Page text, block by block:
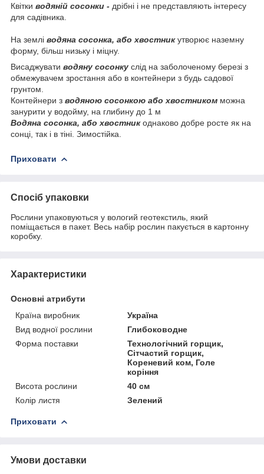
Квітки водяній сосонки - дрібні і не представляють інтересу
для садівника.
На землі водяна сосонка, або хвостникутворює наземну
форму, більш низьку і міцну.
Висаджувати водяну сосонку слід на заболоченому березі з
обмежувачем зростання або в контейнери з будь садової
грунтом.
Контейнери з водяною сосонкою або хвостником можна
занурити у водойму, на глибину до 1 м
Водяна сосонка, або хвостникоднаково добре росте як на
сонці, так і в тіні. Зимостійка.
Приховати
Спосіб упаковки
Рослини упаковуються у вологий геотекстиль, який
поміщається в пакет. Весь набір рослин пакується в картонну
коробку.
Характеристики
Основні атрибути
Країна виробник
Україна
Вид водної рослини
Глибоководне
Форма поставки
Технологічний горщик,
Сітчастий горщик,
Кореневий ком, Голе
коріння
Висота рослини
40 см
Колір листя
Зелений
Приховати
Умови доставки